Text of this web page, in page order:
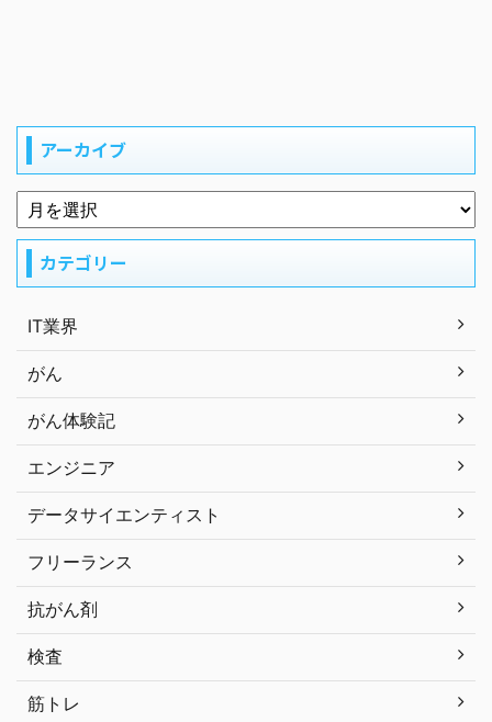
アーカイブ
カテゴリー
IT業界
がん
がん体験記
エンジニア
データサイエンティスト
フリーランス
抗がん剤
検査
筋トレ